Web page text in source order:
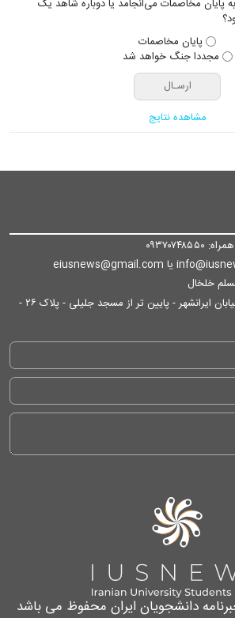
به پایان مخاصمات می‌انجامد یا دوباره شاهد یک
پایان مخاصمات
مجددا جنگ خواهد شد
مشاهده نتایج
خلخال
آدرس: تهران/ انتهای خیابان ایرانشهر - پایین تر از مسجد جلیلی - پلاک ۲۶ -
دانشجویان ایران محفوظ می باشد